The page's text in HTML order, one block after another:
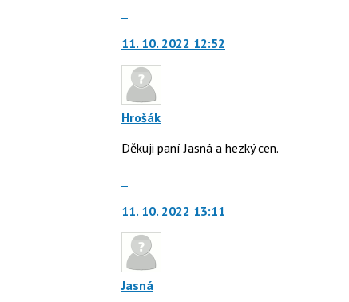
další
nový
názor.
navigaci
použít
pro
následující
a
P
pro
11. 10. 2022 12:52
Hrošák
Děkuji paní Jasná a hezký cen.
další
nový
názor.
navigaci
11. 10. 2022 13:11
Jasná